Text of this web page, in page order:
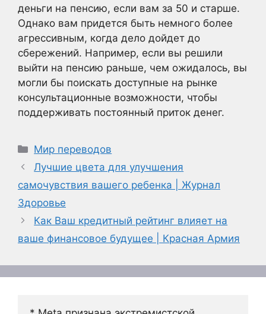
деньги на пенсию, если вам за 50 и старше.
Однако вам придется быть немного более
агрессивным, когда дело дойдет до
сбережений. Например, если вы решили
выйти на пенсию раньше, чем ожидалось, вы
могли бы поискать доступные на рынке
консультационные возможности, чтобы
поддерживать постоянный приток денег.
Рубрики
Мир переводов
Лучшие цвета для улучшения
самочувствия вашего ребенка | Журнал
Здоровье
Как Ваш кредитный рейтинг влияет на
ваше финансовое будущее | Красная Армия